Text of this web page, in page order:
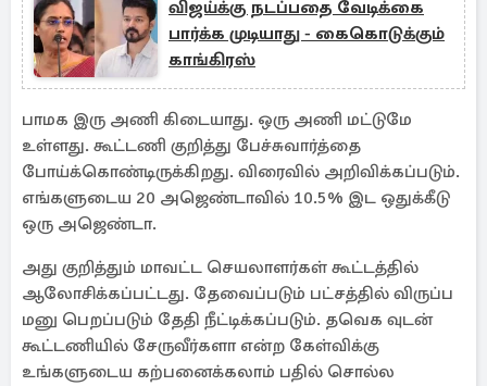
விஜய்க்கு நடப்பதை வேடிக்கை
பார்க்க முடியாது - கைகொடுக்கும்
காங்கிரஸ்
பாமக இரு அணி கிடையாது. ஒரு அணி மட்டுமே
உள்ளது. கூட்டணி குறித்து பேச்சுவார்த்தை
போய்க்கொண்டிருக்கிறது. விரைவில் அறிவிக்கப்படும்.
எங்களுடைய 20 அஜெண்டாவில் 10.5% இட ஒதுக்கீடு
ஒரு அஜெண்டா.
அது குறித்தும் மாவட்ட செயலாளர்கள் கூட்டத்தில்
ஆலோசிக்கப்பட்டது. தேவைப்படும் பட்சத்தில் விருப்ப
மனு பெறப்படும் தேதி நீட்டிக்கப்படும். தவெக வுடன்
கூட்டணியில் சேருவீர்களா என்ற கேள்விக்கு
உங்களுடைய கற்பனைக்கலாம் பதில் சொல்ல